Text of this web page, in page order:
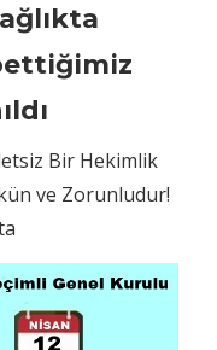
Bir Hekimlik
ve Zorunludur!